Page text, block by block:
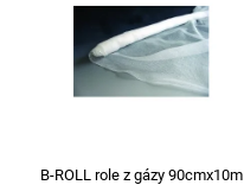
Najdrahšie
Abecedne
B-ROLL role z gázy 90cmx10m